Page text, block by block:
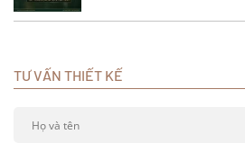
TƯ VẤN THIẾT KẾ